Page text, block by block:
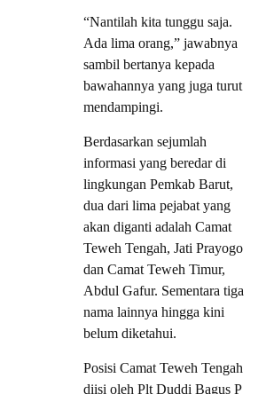
“Nantilah kita tunggu saja.
Ada lima orang,” jawabnya
sambil bertanya kepada
bawahannya yang juga turut
mendampingi.
Berdasarkan sejumlah
informasi yang beredar di
lingkungan Pemkab Barut,
dua dari lima pejabat yang
akan diganti adalah Camat
Teweh Tengah, Jati Prayogo
dan Camat Teweh Timur,
Abdul Gafur. Sementara tiga
nama lainnya hingga kini
belum diketahui.
Posisi Camat Teweh Tengah
diisi oleh Plt Duddi Bagus P